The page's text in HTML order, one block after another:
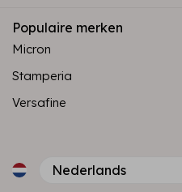
Populaire merken
Micron
Stamperia
Versafine